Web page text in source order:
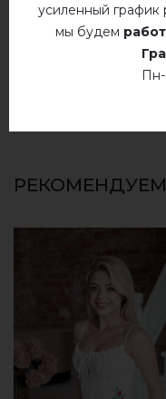
добавьте
усиленный график
мы будем